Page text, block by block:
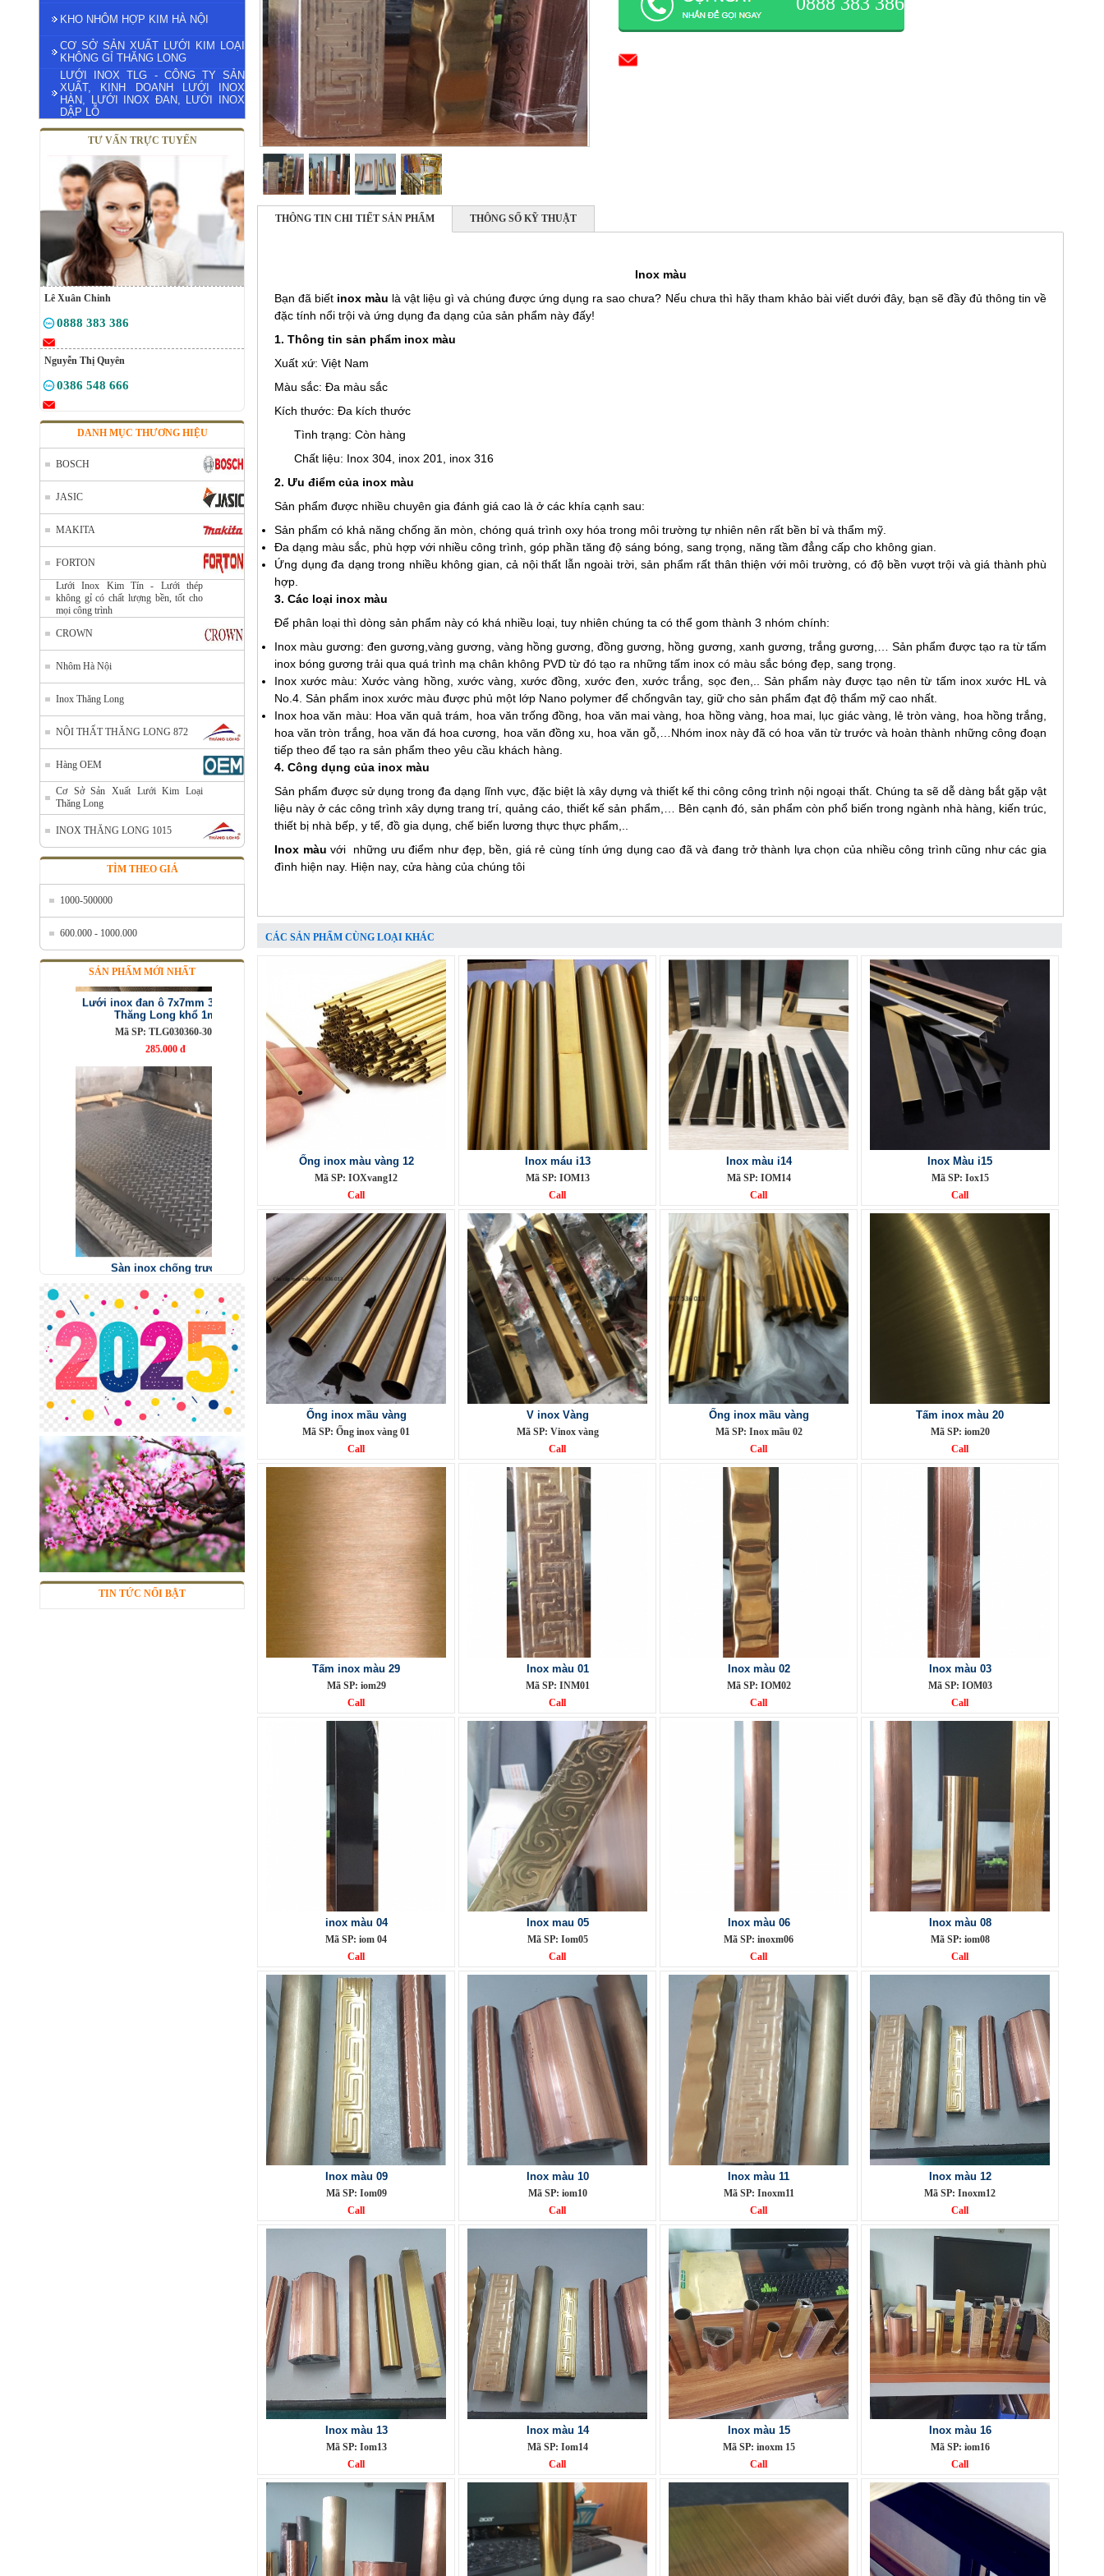
KHO NHÔM HỢP KIM HÀ NỘI
CƠ SỞ SẢN XUẤT LƯỚI KIM LOẠI
KHÔNG GỈ THĂNG LONG
LƯỚI INOX TLG - CÔNG TY SẢN
XUẤT, KINH DOANH LƯỚI INOX
HÀN, LƯỚI INOX ĐAN, LƯỚI INOX
DẬP LỖ
TƯ VẤN TRỰC TUYẾN
Lê Xuân Chinh
0888 383 386
Nguyễn Thị Quyên
0386 548 666
DANH MỤC THƯƠNG HIỆU
BOSCH
JASIC
MAKITA
FORTON
Lưới Inox Kim Tín - Lưới thép
không gỉ có chất lượng bền, tốt cho
mọi công trình
CROWN
Nhôm Hà Nội
Inox Thăng Long
NỘI THẤT THĂNG LONG 872
Hàng OEM
Cơ Sở Sản Xuất Lưới Kim Loại
Thăng Long
INOX THĂNG LONG 1015
TÌM THEO GIÁ
1000-500000
600.000 - 1000.000
SẢN PHẨM MỚI NHẤT
Bán lưới inox tại Hà Nội
Mã SP: Banluoiinoxtaihanoi
Lưới lọc inox 304
Lưới inox đan ô 7x7mm 304 TLG
Thăng Long khổ 1m
Mã SP: TLG030360-304
285.000 đ
Sàn inox chống trượt
Mã SP: inctcc03
Call
Phụ Kiện cột cờ 5m inox 304 bóng
Mã SP: CC5m304BA
Call
TIN TỨC NỔI BẬT
THÔNG TIN CHI TIẾT SẢN PHẨM THÔNG SỐ KỸ THUẬT
Inox màu
Bạn đã biết inox màu là vật liệu gì và chúng được ứng dụng ra sao chưa? Nếu chưa thì hãy tham khảo bài viết dưới đây, bạn sẽ đầy đủ thông tin về
đặc tính nổi trội và ứng dụng đa dạng của sản phẩm này đấy!
1. Thông tin sản phẩm inox màu
Xuất xứ: Việt Nam
Màu sắc: Đa màu sắc
Kích thước: Đa kích thước
Tình trạng: Còn hàng
Chất liệu: Inox 304, inox 201, inox 316
2. Ưu điểm của inox màu
Sản phẩm được nhiều chuyên gia đánh giá cao là ở các khía cạnh sau:
Sản phẩm có khả năng chống ăn mòn, chóng quá trình oxy hóa trong môi trường tự nhiên nên rất bền bỉ và thẩm mỹ.
Đa dạng màu sắc, phù hợp với nhiều công trình, góp phần tăng độ sáng bóng, sang trọng, năng tầm đẳng cấp cho không gian.
Ứng dụng đa dạng trong nhiều không gian, cả nội thất lẫn ngoài trời, sản phẩm rất thân thiện với môi trường, có độ bền vượt trội và giá thành phù
hợp.
3. Các loại inox màu
Để phân loại thì dòng sản phẩm này có khá nhiều loại, tuy nhiên chúng ta có thể gom thành 3 nhóm chính:
Inox màu gương: đen gương,vàng gương, vàng hồng gương, đồng gương, hồng gương, xanh gương, trắng gương,… Sản phẩm được tạo ra từ tấm
inox bóng gương trải qua quá trình mạ chân không PVD từ đó tạo ra những tấm inox có màu sắc bóng đẹp, sang trọng.
Inox xước màu: Xước vàng hồng, xước vàng, xước đồng, xước đen, xước trắng, sọc đen,.. Sản phẩm này được tạo nên từ tấm inox xước HL và
No.4. Sản phẩm inox xước màu được phủ một lớp Nano polymer để chốngvân tay, giữ cho sản phẩm đạt độ thẩm mỹ cao nhất.
Inox hoa văn màu: Hoa văn quả trám, hoa văn trống đồng, hoa văn mai vàng, hoa hồng vàng, hoa mai, lục giác vàng, lẻ tròn vàng, hoa hồng trắng,
hoa văn tròn trắng, hoa văn đá hoa cương, hoa văn đồng xu, hoa văn gỗ,…Nhóm inox này đã có hoa văn từ trước và hoàn thành những công đoạn
tiếp theo để tạo ra sản phẩm theo yêu cầu khách hàng.
4. Công dụng của inox màu
Sản phẩm được sử dụng trong đa dạng lĩnh vực, đặc biệt là xây dựng và thiết kế thi công công trình nội ngoại thất. Chúng ta sẽ dễ dàng bắt gặp vật
liệu này ở các công trình xây dựng trang trí, quảng cáo, thiết kế sản phẩm,… Bên cạnh đó, sản phẩm còn phổ biến trong ngành nhà hàng, kiến trúc,
thiết bị nhà bếp, y tế, đồ gia dụng, chế biến lương thực thực phẩm,..
Inox màuvới những ưu điểm như đẹp, bền, giá rẻ cùng tính ứng dụng cao đã và đang trở thành lựa chọn của nhiều công trình cũng như các gia
đình hiện nay. Hiện nay, cửa hàng của chúng tôi
CÁC SẢN PHẨM CÙNG LOẠI KHÁC
Ống inox màu vàng 12
Mã SP: IOXvang12
Call
Inox máu i13
Mã SP: IOM13
Call
Inox màu i14
Mã SP: IOM14
Call
Inox Màu i15
Mã SP: Iox15
Call
Ống inox mầu vàng
Mã SP: Ống inox vàng 01
Call
V inox Vàng
Mã SP: Vinox vàng
Call
Ống inox mầu vàng
Mã SP: Inox mầu 02
Call
Tấm inox màu 20
Mã SP: iom20
Call
Tấm inox màu 29
Mã SP: iom29
Call
Inox màu 01
Mã SP: INM01
Call
Inox màu 02
Mã SP: IOM02
Call
Inox màu 03
Mã SP: IOM03
Call
inox màu 04
Mã SP: iom 04
Call
Inox mau 05
Mã SP: Iom05
Call
Inox màu 06
Mã SP: inoxm06
Call
Inox màu 08
Mã SP: iom08
Call
Inox màu 09
Mã SP: Iom09
Call
Inox màu 10
Mã SP: iom10
Call
Inox màu 11
Mã SP: Inoxm11
Call
Inox màu 12
Mã SP: Inoxm12
Call
Inox màu 13
Mã SP: Iom13
Call
Inox màu 14
Mã SP: Iom14
Call
Inox màu 15
Mã SP: inoxm 15
Call
Inox màu 16
Mã SP: iom16
Call